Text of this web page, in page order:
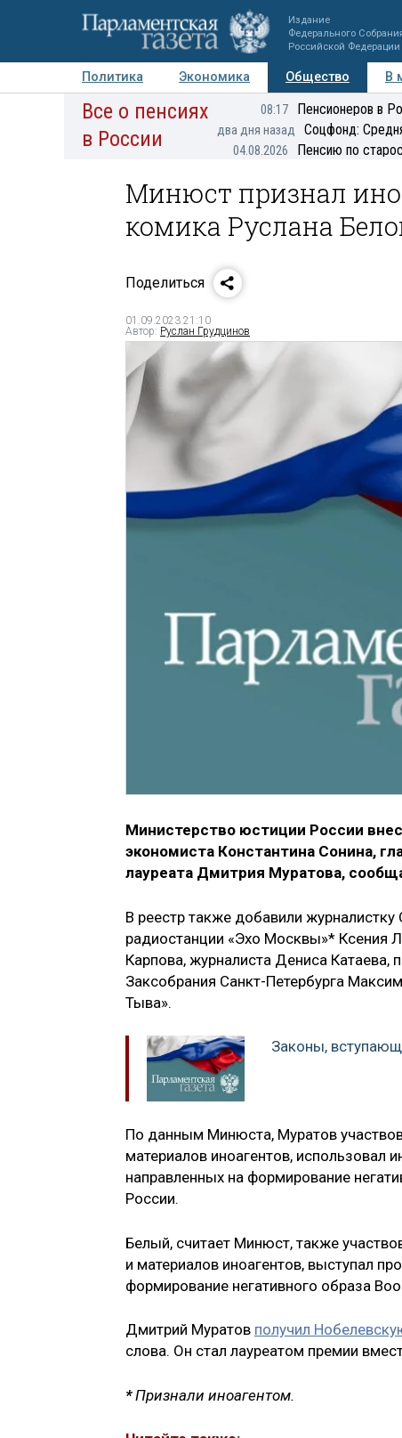
Издание
Федерального
Российской Федерации
Политика Экономика Общество В
Авторы Персоны Мнения Регионы
Все о пенсиях
в России
08:17 Пенсионеров в
два дня назад Соцфонд:
04.08.2026 Пенсию по
Минюст признал
комика Руслана
Поделиться
01.09.2023 21:10
Автор: Руслан Грудцинов
Министерство юстиции России
экономиста Константина Сонина,
лауреата Дмитрия Муратова,
В реестр также добавили
радиостанции «Эхо Москвы»* Ксения
Карпова, журналиста Дениса Катаева,
Заксобрания Санкт-Петербурга
Тыва».
Законы,
По данным Минюста, Муратов
материалов иноагентов, использовал
направленных на формирование
России.
Белый, считает Минюст, также
и материалов иноагентов, выступал
формирование негативного образа
Дмитрий Муратов получил
слова. Он стал лауреатом премии
*Признали иноагентом.